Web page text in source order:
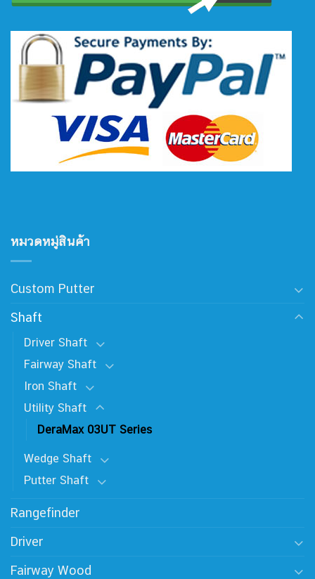
หมวดหมู่สินค้า
Custom Putter
Shaft
Driver Shaft
Fairway Shaft
Iron Shaft
Utility Shaft
DeraMax 03UT Series
Wedge Shaft
Putter Shaft
Rangefinder
Driver
Fairway Wood